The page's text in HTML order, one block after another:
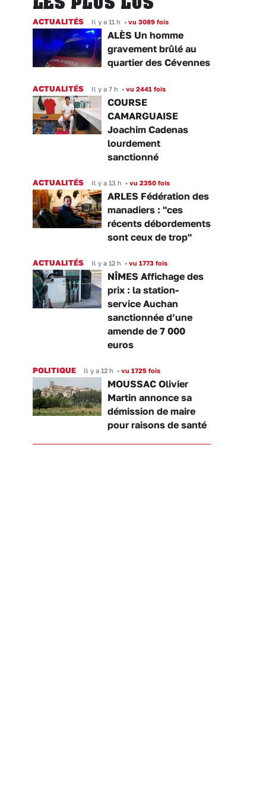
ACTUALITÉS Il y a 11 h • vu 3089 fois
ALÈS Un homme
gravement brûlé au
quartier des Cévennes
ACTUALITÉS Il y a 7 h • vu 2441 fois
COURSE
CAMARGUAISE
Joachim Cadenas
lourdement
sanctionné
ACTUALITÉS Il y a 13 h • vu 2350 fois
ARLES Fédération des
manadiers : "ces
récents débordements
sont ceux de trop"
ACTUALITÉS Il y a 12 h • vu 1773 fois
NÎMES Affichage des
prix : la station-
service Auchan
sanctionnée d’une
amende de 7 000
euros
POLITIQUE Il y a 12 h • vu 1725 fois
MOUSSAC Olivier
Martin annonce sa
démission de maire
pour raisons de santé